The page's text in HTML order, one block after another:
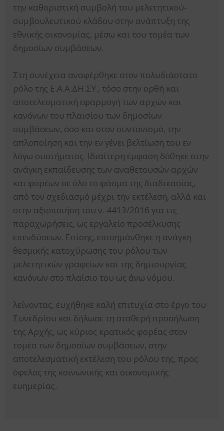
την καθοριστική συμβολή του μελετητικού-
συμβουλευτικού κλάδου στην ανάπτυξη της
εθνικής οικονομίας, μέσω και του τομέα των
δημοσίων συμβάσεων.
Στη συνέχεια αναφέρθηκε στον πολυδιάστατο
ρόλο της Ε.Α.Α.ΔΗ.ΣΥ., τόσο στην ορθή και
αποτελεσματική εφαρμογή των αρχών και
κανόνων του πλαισίου των δημοσίων
συμβάσεων, όσο και στον συντονισμό, την
απλοποίηση και την εν γένει βελτίωση του εν
λόγω συστήματος. Ιδιαίτερη έμφαση δόθηκε στην
ανάγκη εκπαίδευσης των αναθετουσών αρχών
και φορέων σε όλο το φάσμα της διαδικασίας,
από τον σχεδιασμό μέχρι την εκτέλεση, αλλά και
στην αξιοποιήση του ν. 4413/2016 για τις
παραχωρήσεις, ως εργαλείο προσέλκυσης
επενδύσεων. Επίσης, επισημάνθηκε η ανάγκη
θεσμικής κατοχύρωσης του ρόλου των
μελετητικών γραφείων και της δημιουργίας
κανόνων στο πλαίσιο του ως άνω νόμου.
λείνοντας, ευχήθηκε καλή επιτυχία στο έργο του
Συνεδρίου και δήλωσε τη σταθερή προσήλωση
της Αρχής, ως κύριος κρατικός φορέας στον
τομέα των δημοσίων συμβάσεων, στην
αποτελεσματική εκτέλεση του ρόλου της, προς
όφελος της κοινωνικής και οικονομικής
ευημερίας.